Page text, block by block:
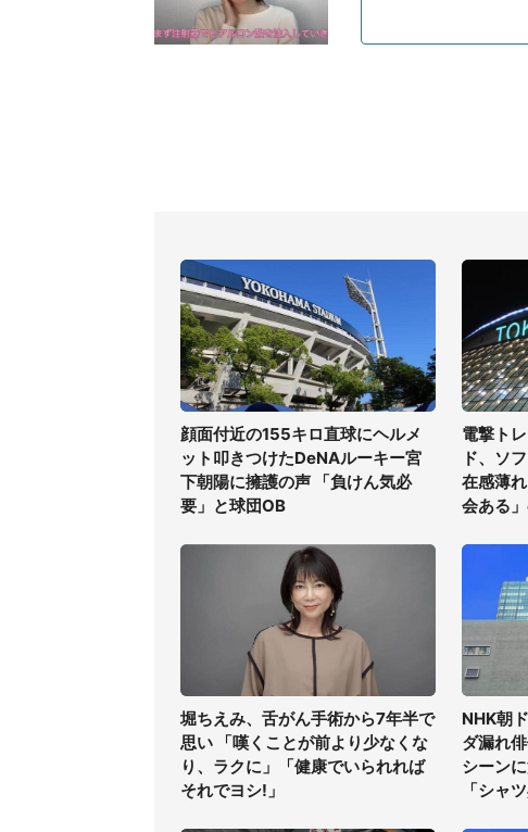
顔面付近の155キロ直球にヘルメ
ット叩きつけたDeNAルーキー宮
下朝陽に擁護の声 「負けん気必
要」と球団OB
電撃ト
ド、ソ
在感薄
会ある
堀ちえみ、舌がん手術から7年半で
思い 「嘆くことが前より少なくな
り、ラクに」「健康でいられれば
それでヨシ!」
NHK朝
ダ漏れ
シーン
「シャ